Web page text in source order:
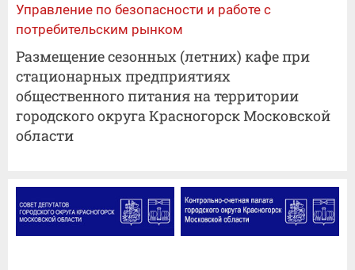
Управление по безопасности и работе с
потребительским рынком
Размещение сезонных (летних) кафе при
стационарных предприятиях
общественного питания на территории
городского округа Красногорск Московской
области